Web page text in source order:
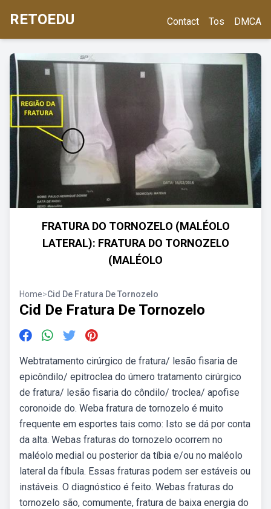
RETOEDU Contact Tos DMCA
FRATURA DO TORNOZELO (MALÉOLO
LATERAL): FRATURA DO TORNOZELO
(MALÉOLO
Home>Cid De Fratura De Tornozelo
Cid De Fratura De Tornozelo
Webtratamento cirúrgico de fratura/ lesão fisaria de
epicôndilo/ epitroclea do úmero tratamento cirúrgico
de fratura/ lesão fisaria do côndilo/ troclea/ apofise
coronoide do. Weba fratura de tornozelo é muito
frequente em esportes tais como: Isto se dá por conta
da alta. Webas fraturas do tornozelo ocorrem no
maléolo medial ou posterior da tíbia e/ou no maléolo
lateral da fíbula. Essas fraturas podem ser estáveis ou
instáveis. O diagnóstico é feito. Webas fraturas do
tornozelo são, comumente, fratura de baixa energia do